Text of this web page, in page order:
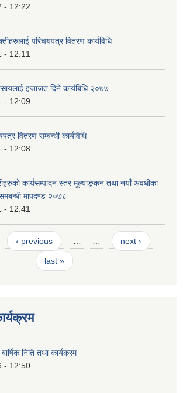
- 12:22
परिचयपत्र वितरण कार्यविधि
- 12:11
इजाजत दिने कार्यबिधि २०७७
- 12:09
वितरण सम्बन्धी कार्यविधि
- 12:08
कार्यसम्पादन स्तर मूल्याङ्कन तथा नयाँ अवधीका
मापदण्ड २०७८
- 12:41
‹ previous next ›
last »
निति तथा कार्यक्रम
- 12:50